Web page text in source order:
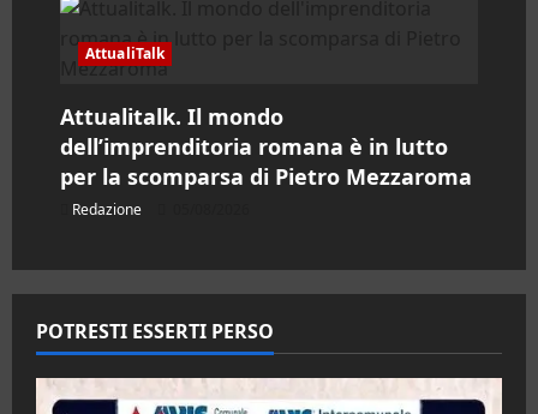
AttualiTalk
Attualitalk. Il mondo
dell’imprenditoria romana è in lutto
per la scomparsa di Pietro Mezzaroma
Redazione
POTRESTI ESSERTI PERSO